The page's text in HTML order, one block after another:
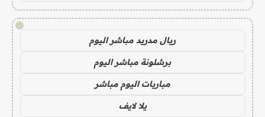
!
ريال مدريد مباشر اليوم
برشلونة مباشر اليوم
مباريات اليوم مباشر
يلا لايف